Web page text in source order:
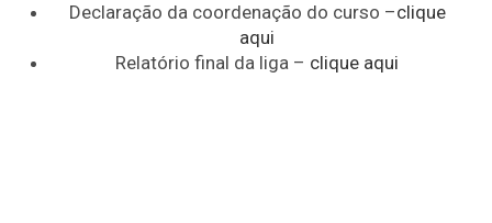
Declaração da coordenação do curso –clique
aqui
Relatório final da liga – clique aqui